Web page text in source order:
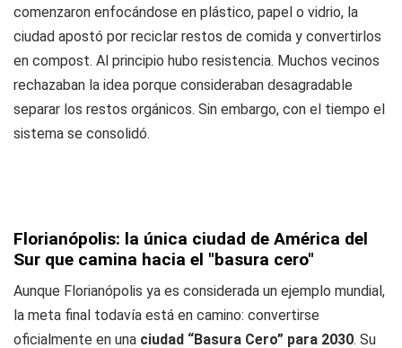
comenzaron enfocándose en plástico, papel o vidrio, la
ciudad apostó por reciclar restos de comida y convertirlos
en compost. Al principio hubo resistencia. Muchos vecinos
rechazaban la idea porque consideraban desagradable
separar los restos orgánicos. Sin embargo, con el tiempo el
sistema se consolidó.
Florianópolis: la única ciudad de América del
Sur que camina hacia el "basura cero"
Aunque Florianópolis ya es considerada un ejemplo mundial,
la meta final todavía está en camino: convertirse
oficialmente en una ciudad “Basura Cero” para 2030. Su